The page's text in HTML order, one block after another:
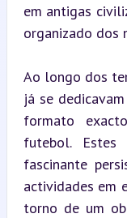
em antigas
organizado dos
Ao longo dos
já se
formato
futebol.
fascinante
actividades em
torno de um